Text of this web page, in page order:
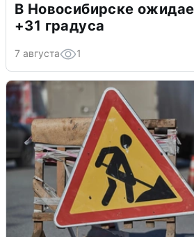
В Новосибирске
+31 градуса
7 августа 1